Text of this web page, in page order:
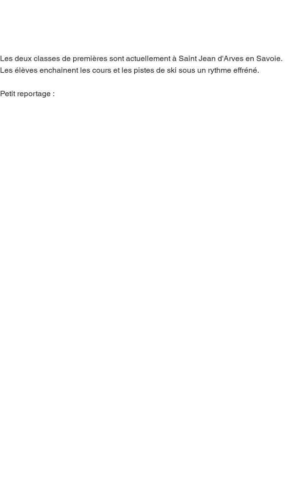
Les deux classes de premières sont actuellement à Saint Jean d'Arves en Savoie.
Les élèves enchainent les cours et les pistes de ski sous un rythme effréné.
Petit reportage :